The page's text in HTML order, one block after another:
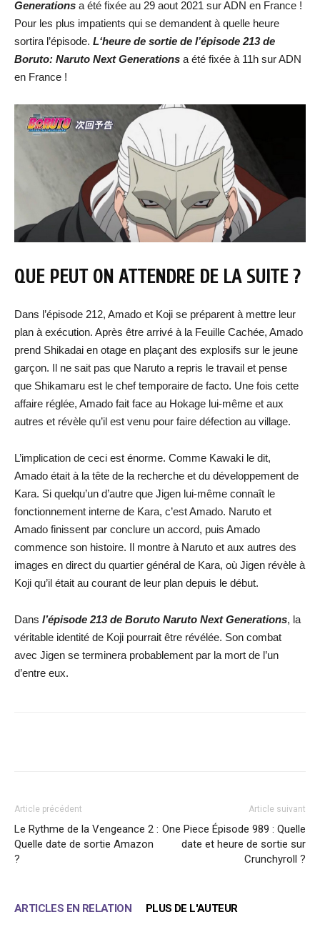
Generations a été fixée au 29 aout 2021 sur ADN en France !
Pour les plus impatients qui se demandent à quelle heure
sortira l’épisode. L‘heure de sortie de l’épisode 213 de
Boruto: Naruto Next Generations a été fixée à 11h sur ADN
en France !
QUE PEUT ON ATTENDRE DE LA SUITE ?
Dans l’épisode 212, Amado et Koji se préparent à mettre leur
plan à exécution. Après être arrivé à la Feuille Cachée, Amado
prend Shikadai en otage en plaçant des explosifs sur le jeune
garçon. Il ne sait pas que Naruto a repris le travail et pense
que Shikamaru est le chef temporaire de facto. Une fois cette
affaire réglée, Amado fait face au Hokage lui-même et aux
autres et révèle qu’il est venu pour faire défection au village.
L’implication de ceci est énorme. Comme Kawaki le dit,
Amado était à la tête de la recherche et du développement de
Kara. Si quelqu’un d’autre que Jigen lui-même connaît le
fonctionnement interne de Kara, c’est Amado. Naruto et
Amado finissent par conclure un accord, puis Amado
commence son histoire. Il montre à Naruto et aux autres des
images en direct du quartier général de Kara, où Jigen révèle à
Koji qu’il était au courant de leur plan depuis le début.
Dans l’épisode 213 de Boruto Naruto Next Generations, la
véritable identité de Koji pourrait être révélée. Son combat
avec Jigen se terminera probablement par la mort de l’un
d’entre eux.
Article précédent
Le Rythme de la Vengeance 2 :
Quelle date de sortie Amazon
?
Article suivant
One Piece Épisode 989 : Quelle
date et heure de sortie sur
Crunchyroll ?
ARTICLES EN RELATION PLUS DE L'AUTEUR